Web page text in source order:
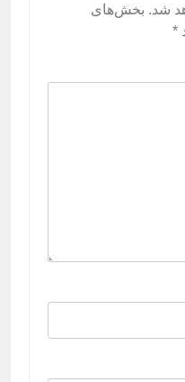
شد. بخش‌های
*